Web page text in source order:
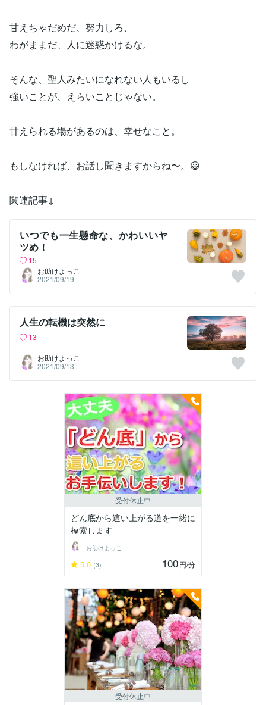
甘えちゃだめだ、努力しろ、
わがままだ、人に迷惑かけるな。
そんな、聖人みたいになれない人もいるし
強いことが、えらいことじゃない。
甘えられる場があるのは、幸せなこと。
もしなければ、お話し聞きますからね〜。😃
関連記事↓
いつでも一生懸命な、かわいいヤ
ツめ！
15
お助けよっこ
2021/09/19
人生の転機は突然に
13
お助けよっこ
2021/09/13
受付休止中
どん底から這い上がる道を一緒に
模索します
お助けよっこ
5.0 (3) 100円/分
受付休止中